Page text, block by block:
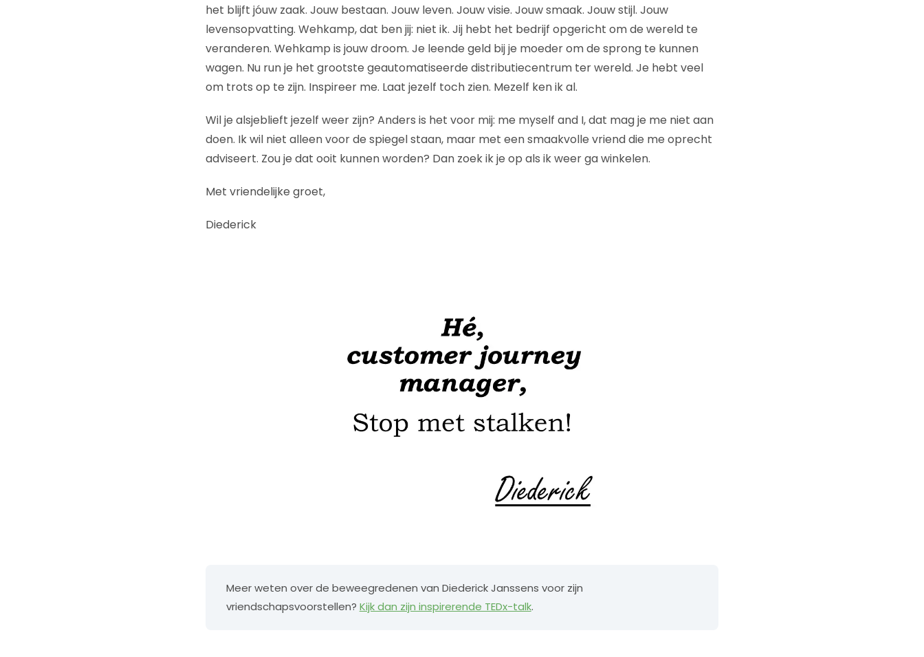
het blijft jóuw zaak. Jouw bestaan. Jouw leven. Jouw visie. Jouw smaak. Jouw stijl. Jouw
levensopvatting. Wehkamp, dat ben jij: niet ik. Jij hebt het bedrijf opgericht om de wereld te
veranderen. Wehkamp is jouw droom. Je leende geld bij je moeder om de sprong te kunnen
wagen. Nu run je het grootste geautomatiseerde distributiecentrum ter wereld. Je hebt veel
om trots op te zijn. Inspireer me. Laat jezelf toch zien. Mezelf ken ik al.
Wil je alsjeblieft jezelf weer zijn? Anders is het voor mij: me myself and I, dat mag je me niet aan
doen. Ik wil niet alleen voor de spiegel staan, maar met een smaakvolle vriend die me oprecht
adviseert. Zou je dat ooit kunnen worden? Dan zoek ik je op als ik weer ga winkelen.
Met vriendelijke groet,
Diederick
Meer weten over de beweegredenen van Diederick Janssens voor zijn
vriendschapsvoorstellen? Kijk dan zijn inspirerende TEDx-talk.